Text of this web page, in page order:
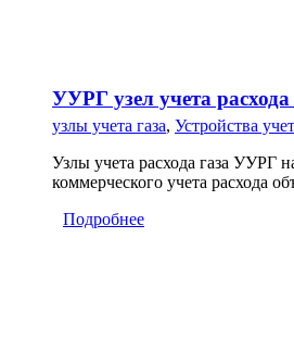
УУРГ узел учета
узлы учета газа, Устройства
Узлы учета расхода газа УУРГ
коммерческого учета расхода
Подробнее